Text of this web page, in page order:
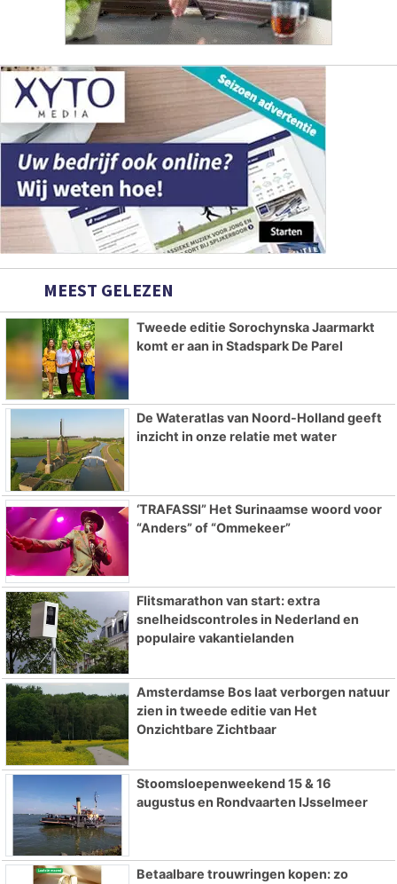
MEEST GELEZEN
Tweede editie Sorochynska Jaarmarkt
komt er aan in Stadspark De Parel
De Wateratlas van Noord-Holland geeft
inzicht in onze relatie met water
‘TRAFASSI” Het Surinaamse woord voor
“Anders” of “Ommekeer”
Flitsmarathon van start: extra
snelheidscontroles in Nederland en
populaire vakantielanden
Amsterdamse Bos laat verborgen natuur
zien in tweede editie van Het
Onzichtbare Zichtbaar
Stoomsloepenweekend 15 & 16
augustus en Rondvaarten IJsselmeer
Betaalbare trouwringen kopen: zo